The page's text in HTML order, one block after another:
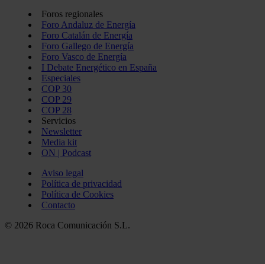
Foros regionales
Foro Andaluz de Energía
Foro Catalán de Energía
Foro Gallego de Energía
Foro Vasco de Energía
I Debate Energético en España
Especiales
COP 30
COP 29
COP 28
Servicios
Newsletter
Media kit
ON | Podcast
Aviso legal
Política de privacidad
Política de Cookies
Contacto
© 2026 Roca Comunicación S.L.